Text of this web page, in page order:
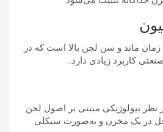
زمان ماند و سن لجن بالا است که در
کاربرد زیادی دارد.
نظر بیولوژیکی مبتنی بر اصول لجن
در یک مخزن و به‌صورت سیکلی